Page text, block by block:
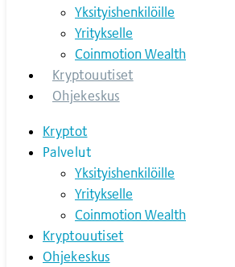
Yksityishenkilöille
Yritykselle
Coinmotion Wealth
Kryptouutiset
Ohjekeskus
Kryptot
Palvelut
Yksityishenkilöille
Yritykselle
Coinmotion Wealth
Kryptouutiset
Ohjekeskus